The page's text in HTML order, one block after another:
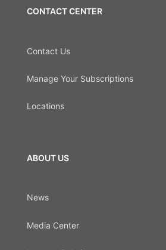
CONTACT CENTER
Contact Us
Manage Your Subscriptions
Locations
ABOUT US
News
Media Center